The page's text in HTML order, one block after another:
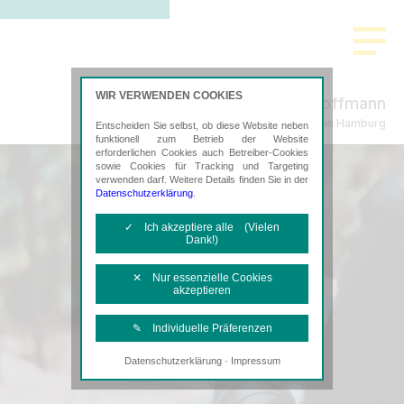
Schmeding & Hoffmann
Steuerberatung in Hamburg
WIR VERWENDEN COOKIES
Entscheiden Sie selbst, ob diese Website neben
funktionell zum Betrieb der Website
erforderlichen Cookies auch Betreiber-Cookies
sowie Cookies für Tracking und Targeting
verwenden darf. Weitere Details finden Sie in der
Datenschutzerklärung
✓ Ich akzeptiere alle (Vielen
Dank!)
✕ Nur essenzielle Cookies
akzeptieren
✎ Individuelle Präferenzen
Notwendige Cookies
Diese Cookies sind erforderlich, um die
Datenschutzerklärung· Impressum